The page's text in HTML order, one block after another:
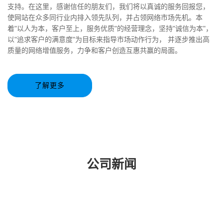
支持。在这里，感谢信任的朋友们，我们将以真诚的服务回报您，
使网站在众多同行业内排入领先队列，并占领网络市场先机。本
着"以人为本，客户至上，服务优质"的经营理念，坚持"诚信为本"，
以"追求客户的满意度"为目标来指导市场动作行为， 并逐步推出高
质量的网络增值服务，力争和客户创造互惠共赢的局面。
了解更多
公司新闻